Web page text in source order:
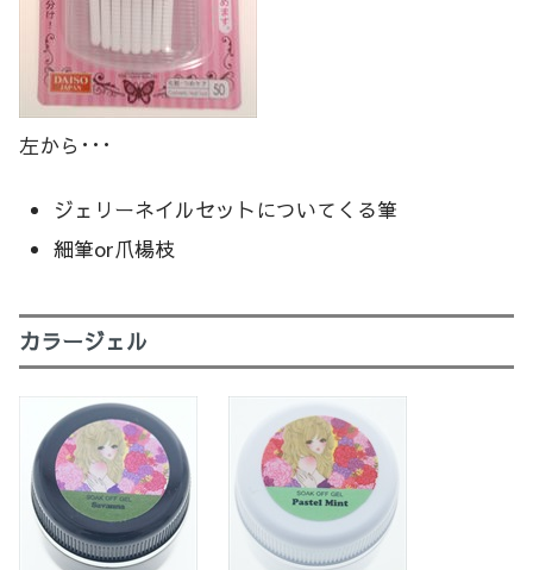
左から･･･
ジェリーネイルセットについてくる筆
細筆or爪楊枝
カラージェル